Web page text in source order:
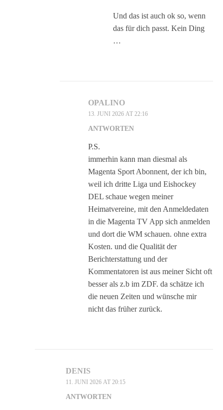
Und das ist auch ok so, wenn
das für dich passt. Kein Ding
…
OPALINO
13. JUNI 2026 AT 22:16
ANTWORTEN
P.S.
immerhin kann man diesmal als
Magenta Sport Abonnent, der ich bin,
weil ich dritte Liga und Eishockey
DEL schaue wegen meiner
Heimatvereine, mit den Anmeldedaten
in die Magenta TV App sich anmelden
und dort die WM schauen. ohne extra
Kosten. und die Qualität der
Berichterstattung und der
Kommentatoren ist aus meiner Sicht oft
besser als z.b im ZDF. da schätze ich
die neuen Zeiten und wünsche mir
nicht das früher zurück.
DENIS
11. JUNI 2026 AT 20:15
ANTWORTEN